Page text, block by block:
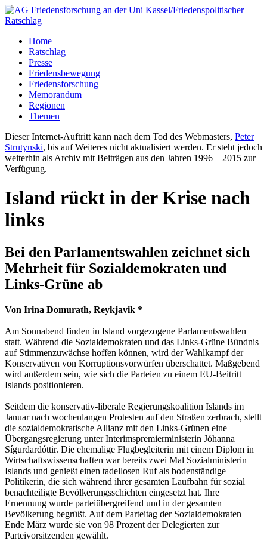
Home
Ratschlag
Presse
Friedensbewegung
Friedensforschung
Memorandum
Regionen
Themen
Dieser Internet-Auftritt kann nach dem Tod des Webmasters, Peter
Strutynski, bis auf Weiteres nicht aktualisiert werden. Er steht jedoch
weiterhin als Archiv mit Beiträgen aus den Jahren 1996 – 2015 zur
Verfügung.
Island rückt in der Krise nach
links
Bei den Parlamentswahlen zeichnet sich
Mehrheit für Sozialdemokraten und
Links-Grüne ab
Von Irina Domurath, Reykjavik *
Am Sonnabend finden in Island vorgezogene Parlamentswahlen
statt. Während die Sozialdemokraten und das Links-Grüne Bündnis
auf Stimmenzuwächse hoffen können, wird der Wahlkampf der
Konservativen von Korruptionsvorwürfen überschattet. Maßgebend
wird außerdem sein, wie sich die Parteien zu einem EU-Beitritt
Islands positionieren.
Seitdem die konservativ-liberale Regierungskoalition Islands im
Januar nach wochenlangen Protesten auf den Straßen zerbrach, stellt
die sozialdemokratische Allianz mit den Links-Grünen eine
Übergangsregierung unter Interimspremierministerin Jóhanna
Sígurdardóttir. Die ehemalige Flugbegleiterin mit einem Diplom in
Wirtschaftswissenschaften war bereits zwei Mal Sozialministerin
Islands und genießt einen tadellosen Ruf als bodenständige
Politikerin, die sich während ihrer gesamten Laufbahn für sozial
benachteiligte Bevölkerungsschichten eingesetzt hat. Ihre
Ernennung wurde parteiübergreifend und in der gesamten
Bevölkerung begrüßt. Auf dem Parteitag der Sozialdemokraten
Ende März wurde sie von 98 Prozent der Delegierten zur
Parteivorsitzenden gewählt.